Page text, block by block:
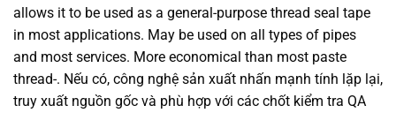
allows it to be used as a general-purpose thread seal tape
in most applications. May be used on all types of pipes
and most services. More economical than most paste
thread-. Nếu có, công nghệ sản xuất nhấn mạnh tính lặp lại,
truy xuất nguồn gốc và phù hợp với các chốt kiểm tra QA